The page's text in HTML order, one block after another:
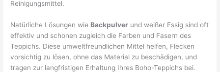
Reinigungsmittel.
Natürliche Lösungen wie Backpulver und weißer Essig sind oft
effektiv und schonen zugleich die Farben und Fasern des
Teppichs. Diese umweltfreundlichen Mittel helfen, Flecken
vorsichtig zu lösen, ohne das Material zu beschädigen, und
tragen zur langfristigen Erhaltung Ihres Boho-Teppichs bei.